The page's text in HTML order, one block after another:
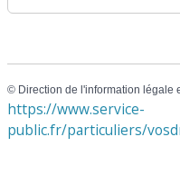
© Direction de l'information légale
https://www.service-
public.fr/particuliers/